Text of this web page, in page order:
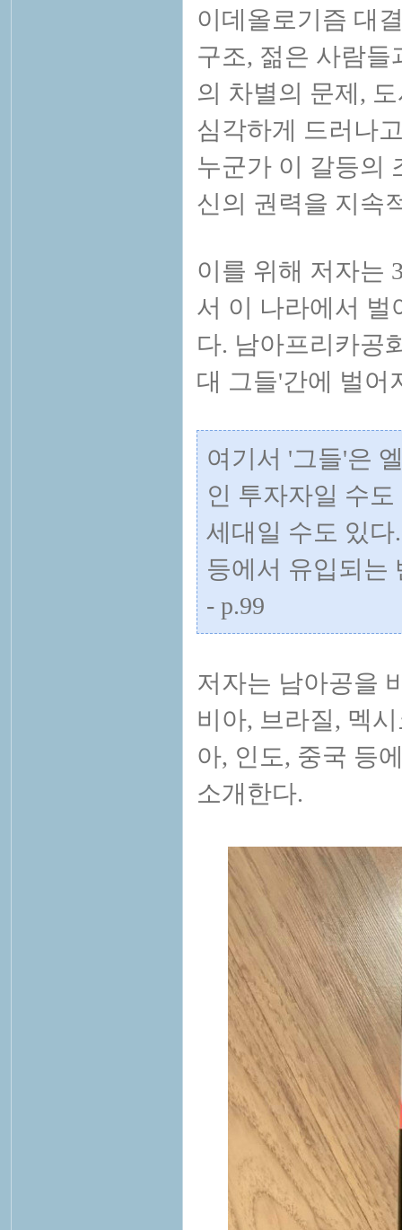
이데올로기즘 대
구조, 젊은 사람
의 차별의 문제,
심각하게 드러나
누군가 이 갈등의
신의 권력을 지속
이를 위해 저자는
서 이 나라에서 벌
다. 남아프리카공
대 그들'간에 벌어
여기서 '그들'은
인 투자자일 수
세대일 수도 있
등에서 유입되는
- p.99
저자는 남아공을
비아, 브라질, 멕
아, 인도, 중국 등
소개한다.